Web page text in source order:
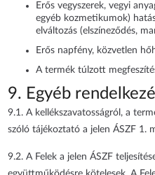
Erős vegyszerek, vegyi
egyéb kozmetikumok)
elváltozás (elszíneződés,
Erős napfény, közvetlen
A termék túlzott
9. Egyéb
9.1. A kellékszavatosságról, a
szóló tájékoztató a jelen ÁSZF 1.
9.2. A Felek a jelen ÁSZF